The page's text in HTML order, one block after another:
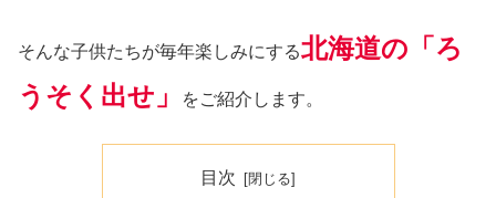
そんな子供たちが毎年楽しみにする北海道の「ろ
うそく出せ」
をご紹介します。
目次